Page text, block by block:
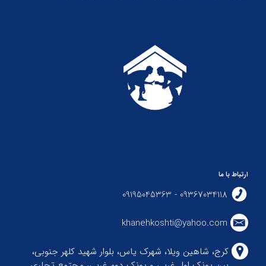
ارتباط با ما
09367034118 - 09195045363
khanehkoshti@yahoo.com
کرج، شاهین ویلا، شهرک یاس، بلوار شهید کلهر جنوبی،